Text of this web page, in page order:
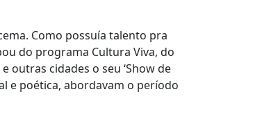
Como possuía talento pra
do programa Cultura Viva, do
outras cidades o seu ‘Show de
e poética, abordavam o período